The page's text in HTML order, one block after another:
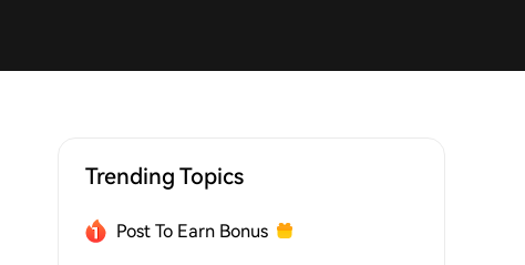
Trending Topics
Post To Earn Bonus